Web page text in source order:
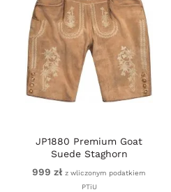
JP1880 Premium Goat
Suede Staghorn
Embroidery Shorts
Leather Brown
999 zł z wliczonym podatkiem
PTiU